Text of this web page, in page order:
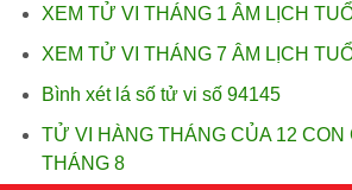
XEM TỬ VI THÁNG 1 ÂM LỊCH
XEM TỬ VI THÁNG 7 ÂM LỊCH
Bình xét lá số tử vi số 94145
TỬ VI HÀNG THÁNG CỦA 12 CON
THÁNG 8